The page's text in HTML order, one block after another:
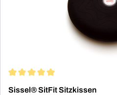
Sissel® SitFit Sitzkissen